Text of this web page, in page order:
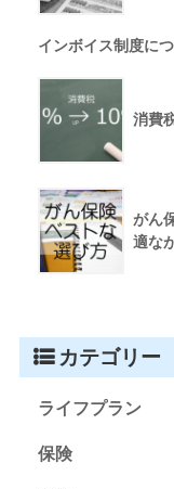
インボイス制度に
消費
がん
適な
カテゴリー
ライフプラン
保険